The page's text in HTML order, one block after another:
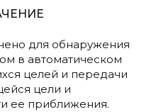
для обнаружения
в автоматическом
целей и передачи
цели и
ее приближения.